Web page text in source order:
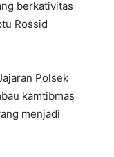
berkativitas
Rossid
Polsek
kamtibmas
menjadi